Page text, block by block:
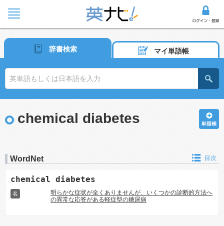
辞書検索 マイ単語帳
chemical diabetes
WordNet 目次
chemical diabetes
名
明らかな症状が全くありませんが、いくつかの診断的方法へ
の異常な応答がある軽症型の糖尿病